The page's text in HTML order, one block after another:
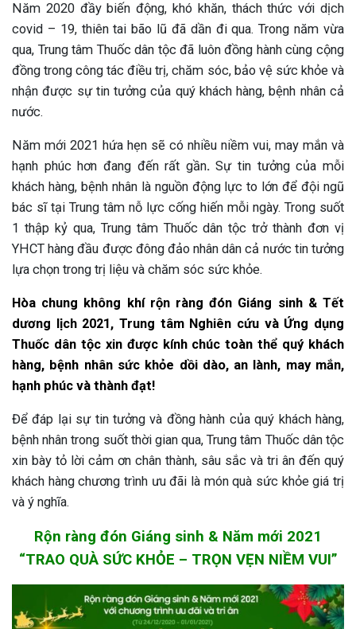
Năm 2020 đầy biến động, khó khăn, thách thức với dịch
covid – 19, thiên tai bão lũ đã dần đi qua. Trong năm vừa
qua, Trung tâm Thuốc dân tộc đã luôn đồng hành cùng cộng
đồng trong công tác điều trị, chăm sóc, bảo vệ sức khỏe và
nhận được sự tin tưởng của quý khách hàng, bệnh nhân cả
nước.
Năm mới 2021 hứa hẹn sẽ có nhiều niềm vui, may mắn và
hạnh phúc hơn đang đến rất gần.Sự tin tưởng của mỗi
khách hàng, bệnh nhân là nguồn động lực to lớn để đội ngũ
bác sĩ tại Trung tâm nỗ lực cống hiến mỗi ngày. Trong suốt
1 thập kỷ qua, Trung tâm Thuốc dân tộc trở thành đơn vị
YHCT hàng đầu được đông đảo nhân dân cả nước tin tưởng
lựa chọn trong trị liệu và chăm sóc sức khỏe.
Hòa chung không khí rộn ràng đón Giáng sinh & Tết
dương lịch 2021, Trung tâm Nghiên cứu và Ứng dụng
Thuốc dân tộc xin được kính chúc toàn thể quý khách
hàng, bệnh nhân sức khỏe dồi dào, an lành, may mắn,
hạnh phúc và thành đạt!
Để đáp lại sự tin tưởng và đồng hành của quý khách hàng,
bệnh nhân trong suốt thời gian qua, Trung tâm Thuốc dân tộc
xin bày tỏ lời cảm ơn chân thành, sâu sắc và tri ân đến quý
khách hàng chương trình ưu đãi là món quà sức khỏe giá trị
và ý nghĩa.
Rộn ràng đón Giáng sinh & Năm mới 2021
“TRAO QUÀ SỨC KHỎE – TRỌN VẸN NIỀM VUI”